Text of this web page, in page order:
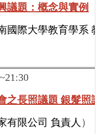
議題：概念與實例
國際大學教育學系
之長照議題 銀髮照
有限公司 負責人 ）